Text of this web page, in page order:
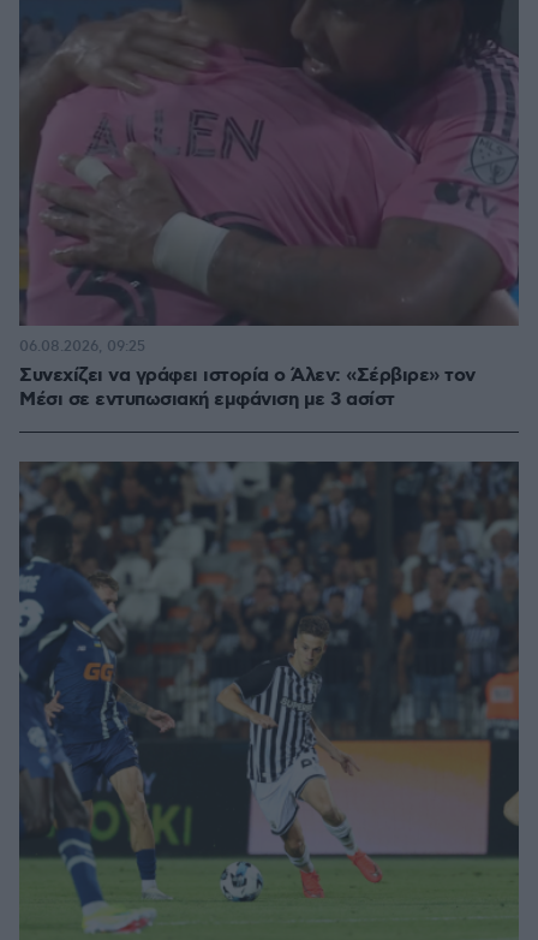
Συνεχίζει να γράφει ιστορία ο Άλεν: «Σέρβιρε» τον
Μέσι σε εντυπωσιακή εμφάνιση με 3 ασίστ
06.08.2026, 09:25